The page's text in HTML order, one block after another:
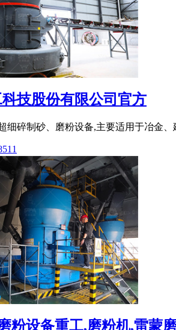
技股份有限公司官方
细碎制砂、磨粉设备,主要适用于冶金
粉设备重工,磨粉机,雷蒙